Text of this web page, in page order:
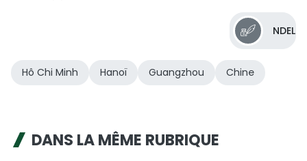
NDEL
Hô Chi Minh Hanoï Guangzhou Chine
DANS LA MÊME RUBRIQUE